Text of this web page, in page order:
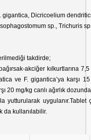
gigantica, Dicricoelium
sp., Trichuris
takdirde;
akciğer kılkurtlarına 7,5
ve F. gigantica’ya karşı 15
20 mg/kg canlı ağırlık
yutturularak uygulanır.Tablet
da kullanılabilir.